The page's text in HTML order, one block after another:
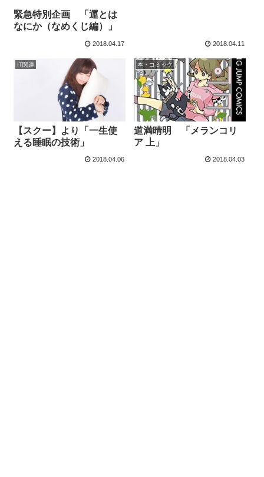
緊急特別企画 「運とは
なにか（なめくじ編）」
2018.04.17 2018.04.11
IT関連
【スクー】より「一生使
える睡眠の技術」
2018.04.06
本・コミック
道満晴明 「メランコリ
ア 上」
2018.04.03